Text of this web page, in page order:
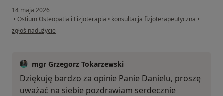
14 maja 2026
• Ostium Osteopatia i Fizjoterapia • konsultacja fizjoterapeutyczna •
w opinii użytkownika Daniel
zgłoś nadużycie
mgr Grzegorz Tokarzewski
Dziękuję bardzo za opinie Panie Danielu, proszę
uważać na siebie pozdrawiam serdecznie